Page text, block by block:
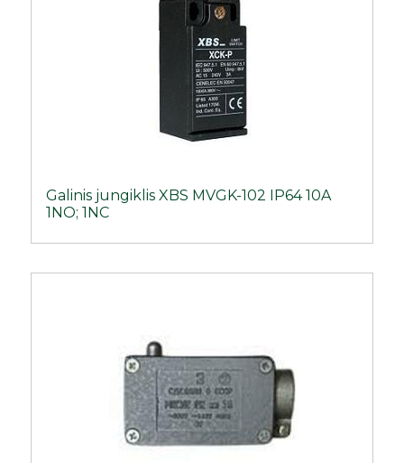
Galinis jungiklis XBS MVGK-102 IP64 10A
1NO; 1NC